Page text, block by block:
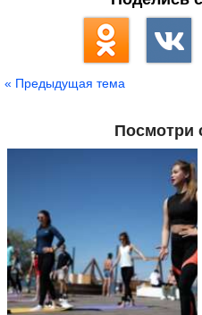
« Предыдущая тема
Посмотри